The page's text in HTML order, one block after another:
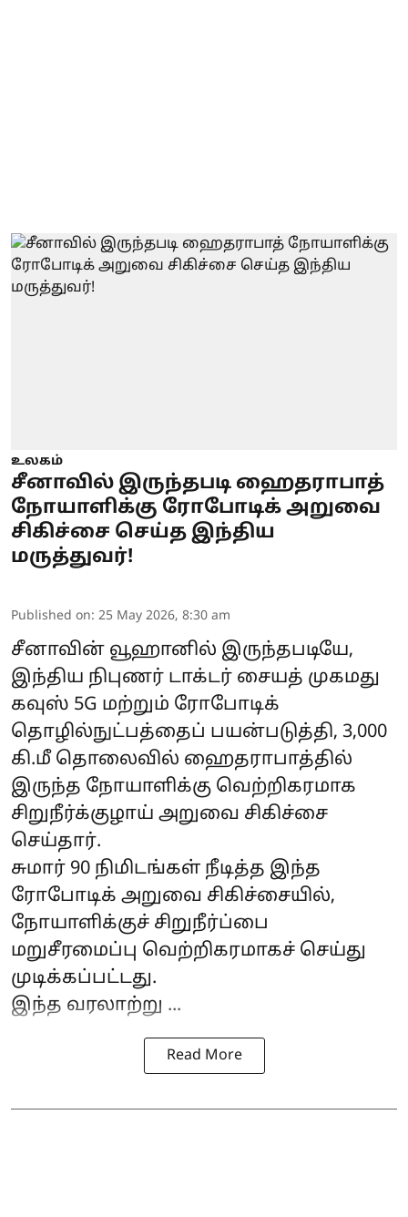
உலகம்
சீனாவில் இருந்தபடி ஹைதராபாத்
நோயாளிக்கு ரோபோடிக் அறுவை
சிகிச்சை செய்த இந்திய
மருத்துவர்!
Published on: 25 May 2026, 8:30 am
சீனாவின் வூஹானில் இருந்தபடியே,
இந்திய நிபுணர் டாக்டர் சையத் முகமது
கவுஸ் 5G மற்றும் ரோபோடிக்
தொழில்நுட்பத்தைப் பயன்படுத்தி, 3,000
கி.மீ தொலைவில் ஹைதராபாத்தில்
இருந்த நோயாளிக்கு வெற்றிகரமாக
சிறுநீர்க்குழாய் அறுவை சிகிச்சை
செய்தார்.
சுமார் 90 நிமிடங்கள் நீடித்த இந்த
ரோபோடிக் அறுவை சிகிச்சையில்,
நோயாளிக்குச் சிறுநீர்ப்பை
மறுசீரமைப்பு வெற்றிகரமாகச் செய்து
முடிக்கப்பட்டது.
இந்த வரலாற்று ...
Read More